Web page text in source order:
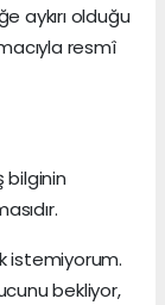
aykırı olduğu
resmî
bilginin
istemiyorum.
bekliyor,